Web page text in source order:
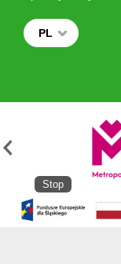
PL
Stop